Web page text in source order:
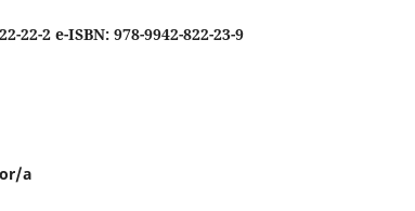
22-2 e-ISBN: 978-9942-822-23-9
a